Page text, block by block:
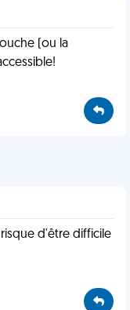
(ou la
d'être difficile